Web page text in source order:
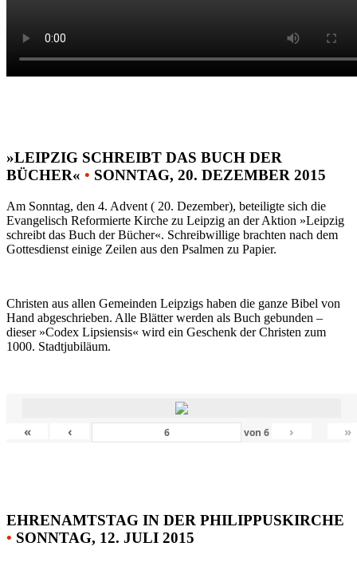
»LEIPZIG SCHREIBT DAS BUCH DER
BÜCHER« • SONNTAG, 20. DEZEMBER 2015
Am Sonntag, den 4. Advent ( 20. Dezember), beteiligte sich die
Evangelisch Reformierte Kirche zu Leipzig an der Aktion »Leipzig
schreibt das Buch der Bücher«. Schreibwillige brachten nach dem
Gottesdienst einige Zeilen aus den Psalmen zu Papier.
Christen aus allen Gemeinden Leipzigs haben die ganze Bibel von
Hand abgeschrieben. Alle Blätter werden als Buch gebunden –
dieser »Codex Lipsiensis« wird ein Geschenk der Christen zum
1000. Stadtjubiläum.
« ‹ von6 › »
EHRENAMTSTAG IN DER PHILIPPUSKIRCHE
• SONNTAG, 12. JULI 2015